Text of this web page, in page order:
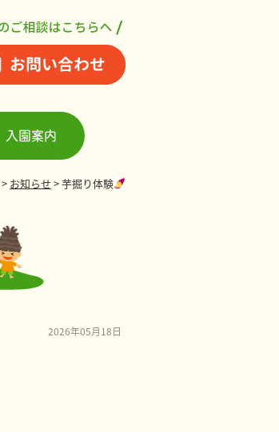
入園案内
> お知らせ >芋掘り体験
2026年05月18日